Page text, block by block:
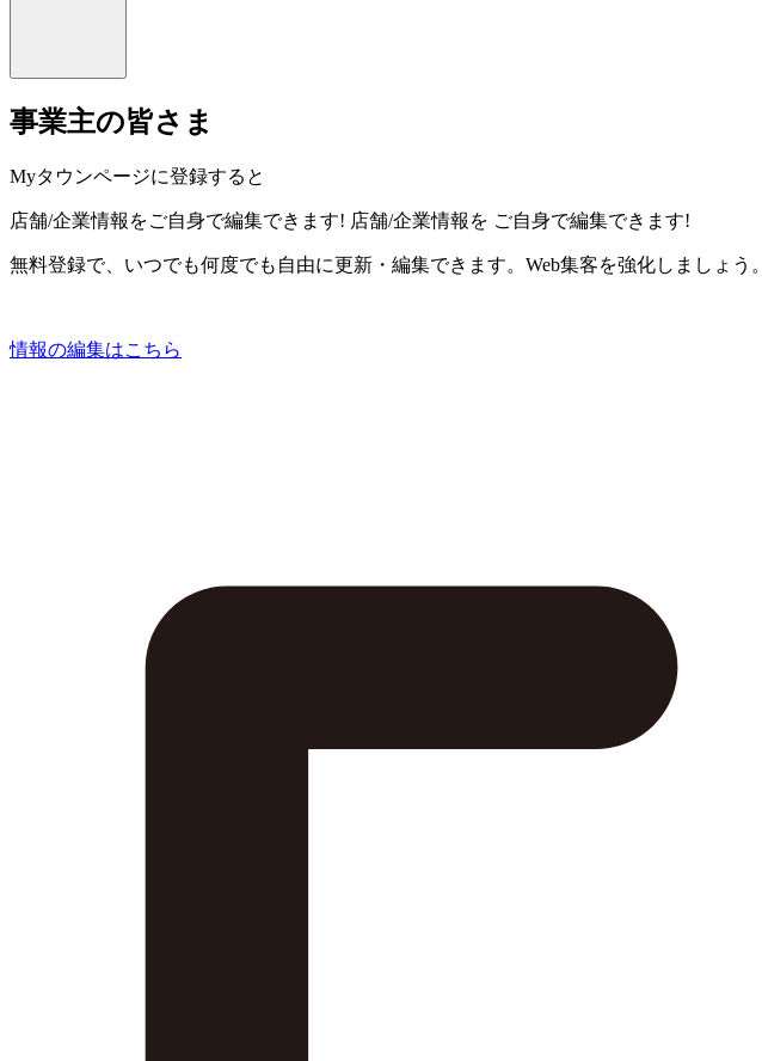
事業主の皆さま
Myタウンページに登録すると
店舗/企業情報をご自身で編集できます! 店舗/企業情報を ご自身で編集できます!
無料登録で、いつでも何度でも自由に更新・編集できます。Web集客を強化しましょう。
情報の編集はこちら